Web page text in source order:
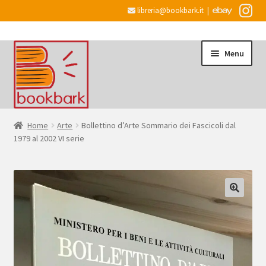
libreria@bookbark.it |
Vai
alla
navigazione
Vai
al
contenuto
Menu
Home
il
menu
child
Desiderata
Home Arte
Bollettino d’Arte Sommario dei Fascicoli dal
1979 al 2002 VI serie